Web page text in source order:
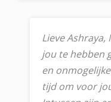
Lieve
jou te hebben
en
tijd om voor